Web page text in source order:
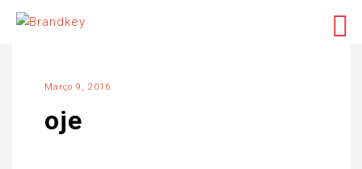
Março 9, 2016
oje